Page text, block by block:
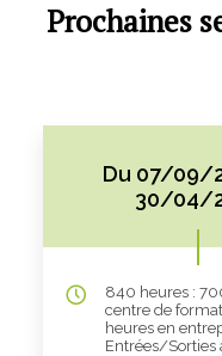
Prochaines
Du 07/09/
30/04/
840 heures :
centre de
heures en
Entrées/Sorties